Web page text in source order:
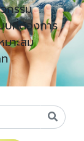
กรรม
บที่ต้องการ
มาะสม